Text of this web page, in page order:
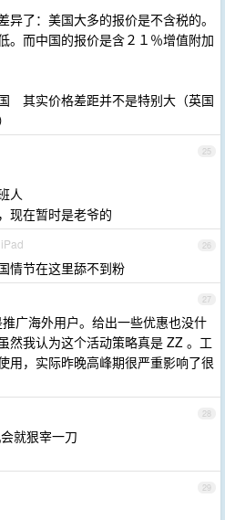
异了：美国大多的报价是不含税的。
。而中国的报价是含２１％增值附加
其实价格差距并不是特别大（英国
25
人
现在暂时是老爷的
26
情节在这里舔不到粉
27
广海外用户。给出一些优惠也没什
然我认为这个活动策略真是 ZZ 。工
用，实际昨晚高峰期很严重影响了很
28
就狠宰一刀
29